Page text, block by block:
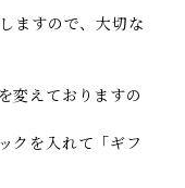
ますので、大切な
変えておりますの
クを入れて「ギフ